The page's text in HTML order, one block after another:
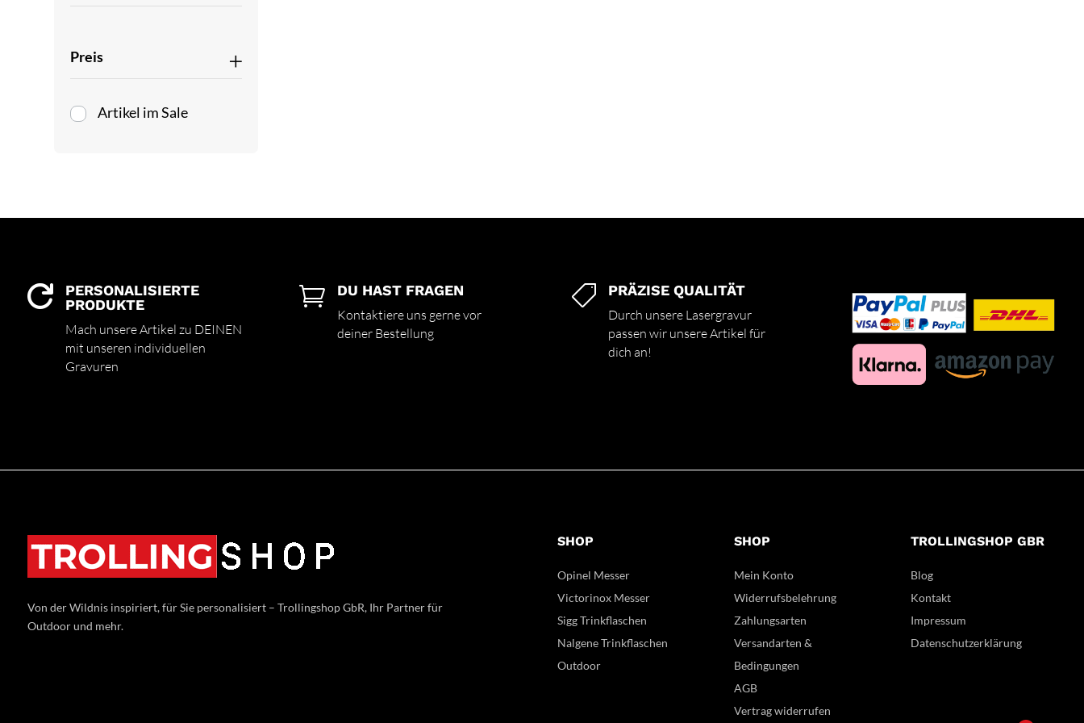
Preis
Artikel im Sale

PERSONALISIERTE
PRODUKTE
Mach unsere Artikel zu DEINEN
mit unseren individuellen
Gravuren
 DU HAST FRAGEN
Kontaktiere uns gerne vor
deiner Bestellung
 PRÄZISE QUALITÄT
Durch unsere Lasergravur
passen wir unsere Artikel für
dich an!
Von der Wildnis inspiriert, für Sie personalisiert – Trollingshop GbR, Ihr Partner für
Outdoor und mehr.
SHOP
Opinel Messer
Victorinox Messer
Sigg Trinkflaschen
Nalgene Trinkflaschen
Outdoor
SHOP
Mein Konto
Widerrufsbelehrung
Zahlungsarten
Versandarten &
Bedingungen
AGB
Vertrag widerrufen
TROLLINGSHOP GBR
Blog
Kontakt
Impressum
Datenschutzerklärung